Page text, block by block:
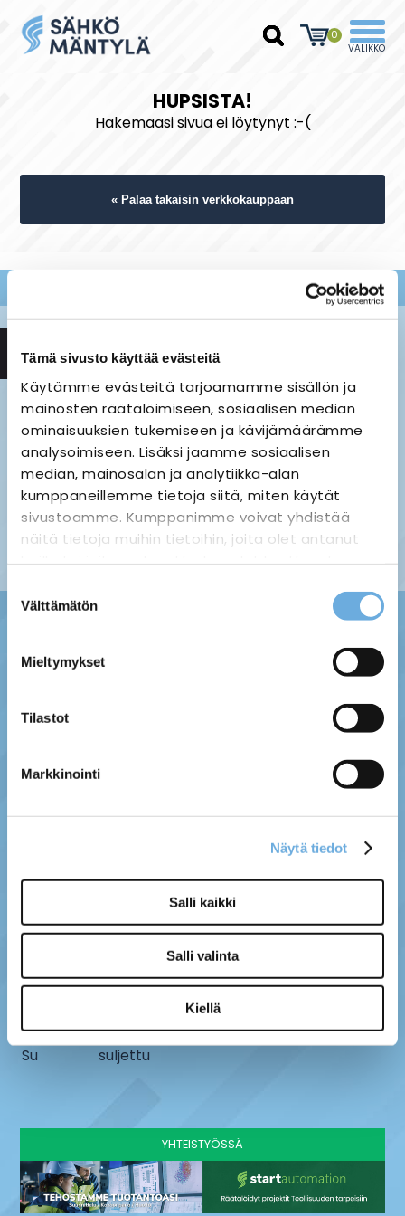
Tämä sivusto käyttää evästeitä
Käytämme evästeitä tarjoamamme sisällön ja
mainosten räätälöimiseen, sosiaalisen median
ominaisuuksien tukemiseen ja kävijämäärämme
analysoimiseen. Lisäksi jaamme sosiaalisen
median, mainosalan ja analytiikka-alan
kumppaneillemme tietoja siitä, miten käytät
sivustoamme. Kumppanimme voivat yhdistää
näitä tietoja muihin tietoihin, joita olet antanut
heille tai joita on kerätty, kun olet käyttänyt
Suostumuksen
valinta
Välttämätön
Mieltymykset
Tilastot
Markkinointi
Näytä tiedot
Salli kaikki
Salli valinta
Kiellä
0
HUPSISTA!
Hakemaasi sivua ei löytynyt :-(
« Palaa takaisin verkkokauppaan
Maksuvaihtoehdot ›
Toimitustavat ja -kulut ›
Tilausehdot ›
Palauttaminen ›
Tietosuojaseloste ›
Asiakaspalaute ›
MYYMÄLÄ
Kauhajoki
AUKIOLOAJAT
La
9-13
Su
suljettu
SÄHKÖ-MÄNTYLÄ OY
info@sahko-mantyla.fi
06 231 4930
YHTEISTYÖSSÄ